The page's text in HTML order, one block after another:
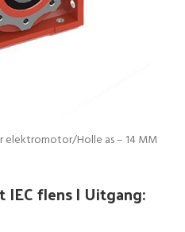
elektromotor/Holle as – 14 MM
flens | Uitgang: